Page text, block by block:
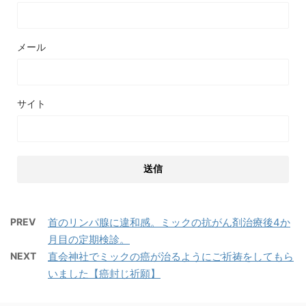
メール
サイト
PREV
首のリンパ腺に違和感。ミックの抗がん剤治療後4か
月目の定期検診。
NEXT
直会神社でミックの癌が治るようにご祈祷をしてもら
いました【癌封じ祈願】